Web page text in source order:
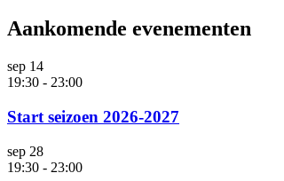
Aankomende evenementen
sep 14
19:30 - 23:00
Start seizoen 2026-2027
sep 28
19:30 - 23:00